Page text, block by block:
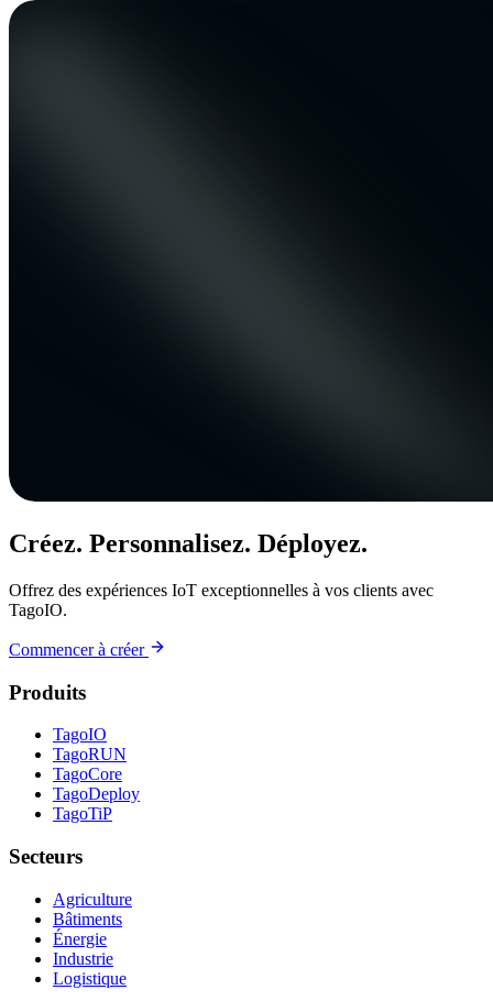
Créez. Personnalisez. Déployez.
Offrez des expériences IoT exceptionnelles à vos clients avec
TagoIO.
Commencer à créer
Produits
TagoIO
TagoRUN
TagoCore
TagoDeploy
TagoTiP
Secteurs
Agriculture
Bâtiments
Énergie
Industrie
Logistique